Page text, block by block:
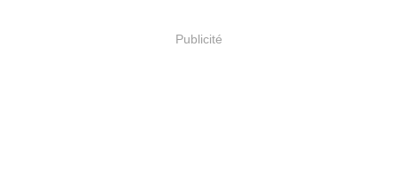
Publicité